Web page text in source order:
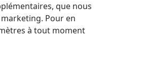
que nous
Pour en
à tout moment